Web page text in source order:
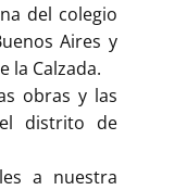
del colegio
Aires y
la Calzada.
obras y las
distrito de
a nuestra